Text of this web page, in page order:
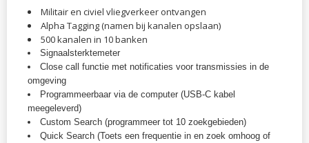
Militair en civiel vliegverkeer ontvangen
Alpha Tagging (namen bij kanalen opslaan)
500 kanalen in 10 banken
Signaalsterktemeter
Close call functie met notificaties voor transmissies in de
omgeving
Programmeerbaar via de computer (USB-C kabel
meegeleverd)
Custom Search (programmeer tot 10 zoekgebieden)
Quick Search (Toets een frequentie in en zoek omhoog of